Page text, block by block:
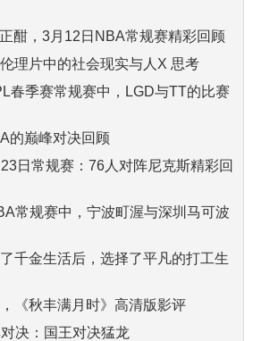
酣，3月12日NBA常规赛精彩回顾
理片中的社会现实与人X 思考
春季赛常规赛中，LGD与TT的比赛
的巅峰对决回顾
日常规赛：76人对阵尼克斯精彩回
常规赛中，宁波町渥与深圳马可波
千金生活后，选择了平凡的打工生
《秋丰满月时》高清版影评
决：国王对决猛龙